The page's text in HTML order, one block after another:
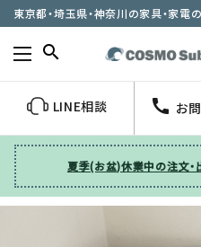
東京都・埼玉県・神奈川の家具・家電
search
LINE相談 call お
夏季(お盆)休業中の注文・